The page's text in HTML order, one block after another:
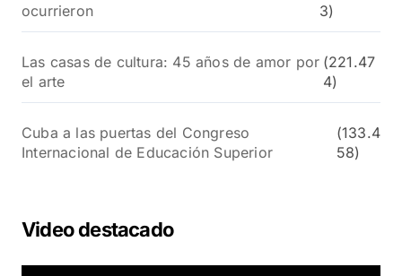
ocurrieron
3)
Las casas de cultura: 45 años de amor por
el arte
(221.47
4)
Cuba a las puertas del Congreso
Internacional de Educación Superior
(133.4
58)
Video destacado